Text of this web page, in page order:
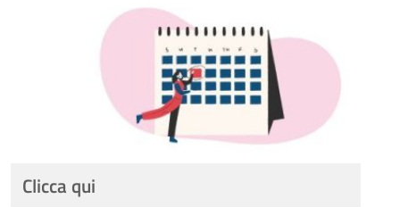
Clicca qui